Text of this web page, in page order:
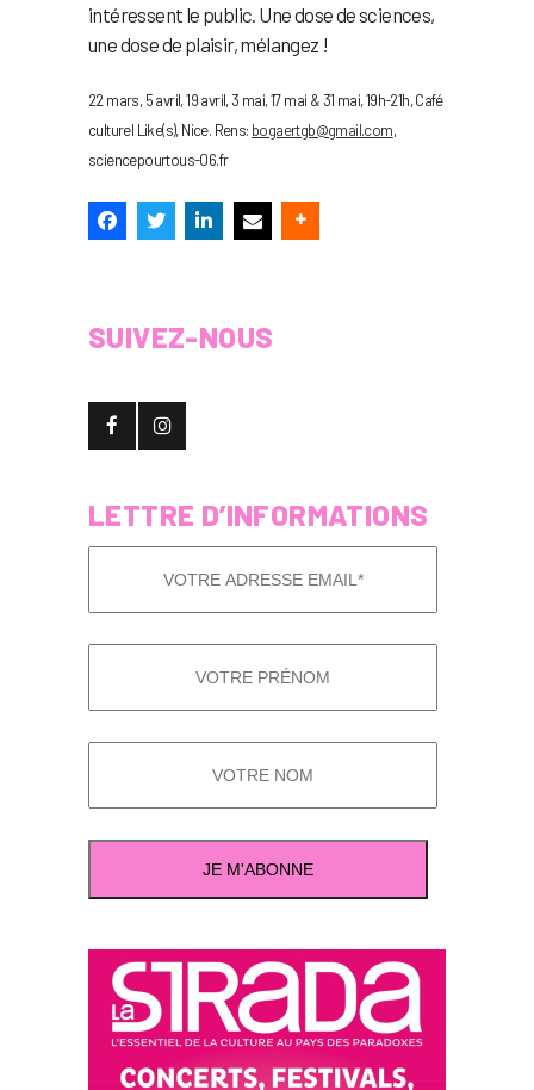
intéressent le public. Une dose de sciences,
une dose de plaisir, mélangez !
22 mars, 5 avril, 19 avril, 3 mai, 17 mai & 31 mai, 19h-21h, Café
culturel Like(s), Nice. Rens: bogaertgb@gmail.com,
sciencepourtous-06.fr
SUIVEZ-NOUS
LETTRE D’INFORMATIONS